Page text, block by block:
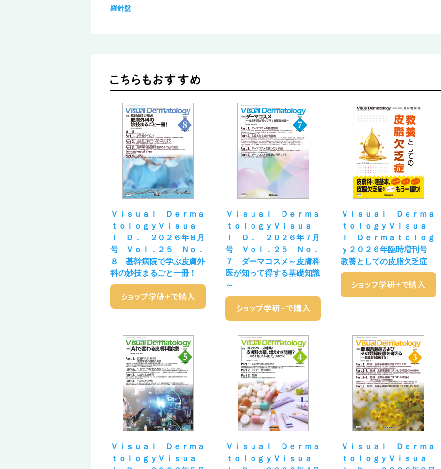
羅針盤
Ｖｉｓｕａｌ Ｄｅｒｍａ
ｔｏｌｏｇｙＶｉｓｕａ
ｌ Ｄ． ２０２６年８月
号 Ｖｏｌ．２５ Ｎｏ．
８ 基幹病院で学ぶ皮膚外
科の妙技まるごと一冊！
Ｖｉｓｕａｌ Ｄｅｒｍａ
ｔｏｌｏｇｙＶｉｓｕａ
ｌ Ｄ． ２０２６年７月
号 Ｖｏｌ．２５ Ｎｏ．
７ ダーマコスメ～皮膚科
医が知って得する基礎知識
～
Ｖｉｓｕａｌ Ｄｅｒｍａ
ｔｏｌｏｇｙＶｉｓｕａ
ｌ Ｄｅｒｍａｔｏｌｏｇ
ｙ２０２６年臨時増刊号
教養としての皮脂欠乏症
Ｖｉｓｕａｌ Ｄｅｒｍａ
ｔｏｌｏｇｙＶｉｓｕａ
Ｖｉｓｕａｌ Ｄｅｒｍａ
ｔｏｌｏｇｙＶｉｓｕａ
Ｖｉｓｕａｌ Ｄｅｒｍａ
ｔｏｌｏｇｙＶｉｓｕａ